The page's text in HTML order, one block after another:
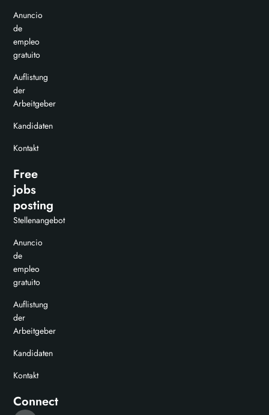
Anuncio
de
empleo
gratuito
Auflistung
der
Arbeitgeber
Kandidaten
Kontakt
Free
jobs
posting
Stellenangebot
Anuncio
de
empleo
gratuito
Auflistung
der
Arbeitgeber
Kandidaten
Kontakt
Connect